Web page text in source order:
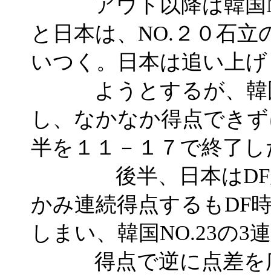
アウト以降は韓国
と日本は、NO.２０石
いつく。日本は追い上げ
ようとするが、韓国
し、なかなか得点でき
半を１１－１７で終了し
後半、日本はDFが
かみ連続得点するもDF
しまい、韓国NO.23の3
得点で逆に点差を広